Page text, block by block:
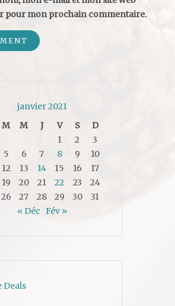
pour mon prochain commentaire.
janvier 2021
M M J V S
D
1
2
3
5 6 7 8 9
10
12 13 14 15 16
17
19 20 21 22 23
24
26 27 28 29 30
31
« Déc Fév »
Deals